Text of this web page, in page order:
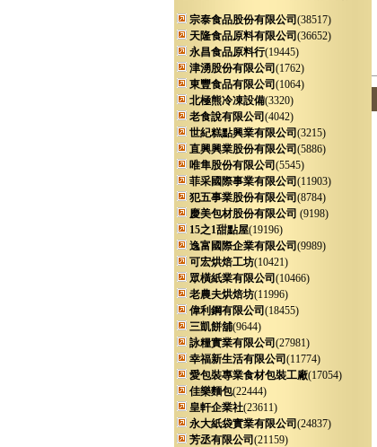
宗泰食品股份有限公司 (38517)
天隆食品原料有限公司 (36652)
永昌食品原料行(19445)
津湧股份有限公司 (1762)
東豐食品有限公司 (1064)
北極熊冷凍設備(3320)
老食說有限公司 (4042)
世紀糕點興業有限公司 (3215)
直興興業股份有限公司 (5886)
唯隼股份有限公司 (5545)
菲采國際事業有限公司 (11903)
犯五事業股份有限公司 (8784)
慶美包材股份有限公司 (9198)
15之1甜點屋(19196)
逸富國際企業有限公司 (9989)
可宏烘焙工坊(10421)
眾橫紙業有限公司 (10466)
老農夫烘焙坊(11996)
偉利鋼有限公司 (18455)
三凱餅舖(9644)
詠糧實業有限公司 (27981)
幸福新生活有限公司 (11774)
愛包裝專業食材包裝工廠(17054)
佳樂麵包(22444)
皇軒企業社(23611)
永大紙袋實業有限公司 (24837)
芳丞有限公司 (21159)